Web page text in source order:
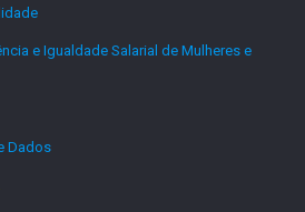
e Igualdade Salarial de Mulheres e
Dados